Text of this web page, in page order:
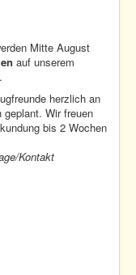
Mitte August
auf unserem
herzlich an
Wir freuen
bis 2 Wochen
Kontakt